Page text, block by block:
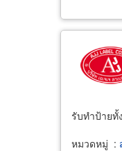
รับทำป้ายทั้
หมวดหมู่ :